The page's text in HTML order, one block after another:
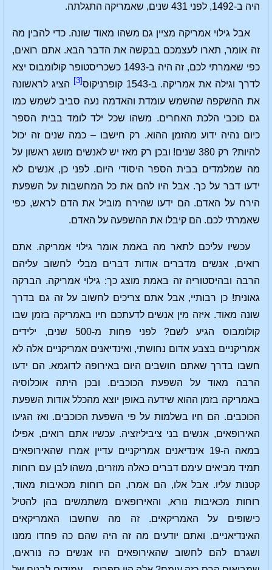
היה ב-1492, לפני 431 שנים, שאמריקה התגלתה.
אבל גילוי אמריקה מציין גם משהו מאוד שונה. כדי להבין מה
זה אומר, תארו לעצמכם בבקשה את הדבר הבא. אתם רואים,
כפי שאמרתי לכם, זה היה ב-1493 כשכריסטופר קולומבוס יצא
לדרך וגילה את אמריקה. ב-1543 קופרניקוס
[3]
הציג לראשונה
את ההשקפה שהשמש עומדת והאדמה נעה סביב לשמש כמו
גם כוכבי הלכת האחרים. משהו שכל ילד לומד בבית הספר
כיום נהיה ידוע מהזמן ההוא. רק חישבו – כמה שנים זה יכול
להיות? רק 380 שנים! ובכן רק מאז יש לאנשים מושג ראשון על
מה שמלמדים בבית הספר היסודי היום. לפני כן, אנשים לא
ידעו דבר על כך. אבל היו להם את כל המחשבות על השפעת
הירח על האדם. הם ידעו שהירח מוביל את הדם לראש, כפי
שאמרתי לכם. הם קיבלו את ההשפעה על האדם.
עכשיו עליכם לתאר מה באמת אומר גילוי אמריקה. אתם
רואים, אנשים מדברים אודות דברים מבלי לחשוב עליהם
הרבה ובהיסטוריה זה באמת מוצג כך: גילוי אמריקה. הברקה
גאונית! כן רבותיי, אבל אתם צריכים לחשוב על זה גם בדרך
שונה מאוד. איזה מין אנשים לדעתכם חיו באמריקה בזמן שבו
קולומבוס הגיע לשם? לפני פחות מ-500 שנים, ילידים
אמריקניים בצבע אדום נחושתי, ואינדיאנים אמריקניים אלה לא
חשבו בדרך שאתם חושבים היום באירופה לדוגמא. הם ידעו
הרבה מאוד על השפעת הכוכבים. ובכן היתה אוכלוסיה
באמריקה בזמן ההוא שידעה באופן יוצא מהכלל אודות השפעת
הכוכבים. הם חיו בשלמות על פי השפעת הכוכבים. ואז הגיעו
האירופאים, אנשים בני ציביליזציה. עכשיו אתם רואים, אפילו
במאה ה-19 אינדיאנים אמריקניים עדיין אמרו שהאירופאים
תמיד מביאים עימם דברים כאלה מוזרים, משהו לבן עם רוחות
קטנות עליו. אבל אלו, הם אמרו, הם רוחות מכאיבות מאוד,
רוחות מכאיבות נורא, והאירופאים משתמשים בהן להטיל
כישופים על האמריקאים. זה מה שחשבו האמריקאים
האינדיאניים. ואתם יודעים מה זה היה שהם כה פחדו ממנו
ושגרם להם לחשוב שהאירופאים היו אנשים כה נוראים,